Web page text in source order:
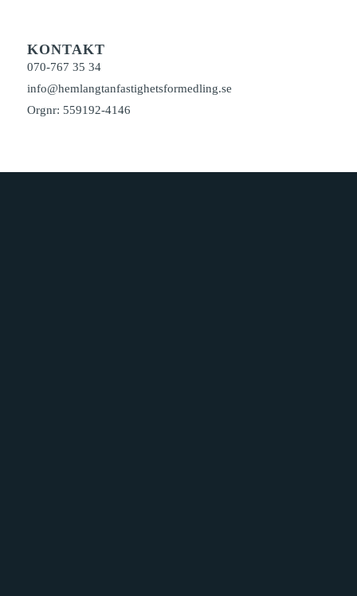
KONTAKT
070-767 35 34
info@hemlangtanfastighetsformedling.se
Orgnr: 559192-4146